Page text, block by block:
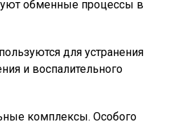
обменные процессы в
для устранения
и воспалительного
комплексы. Особого